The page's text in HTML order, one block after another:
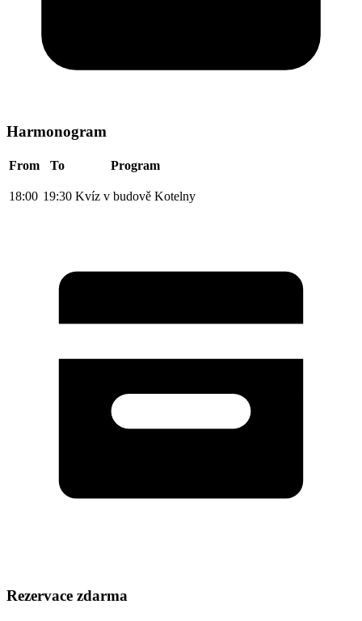
Harmonogram
From To Program
18:00 19:30 Kvíz v budově Kotelny
Rezervace zdarma